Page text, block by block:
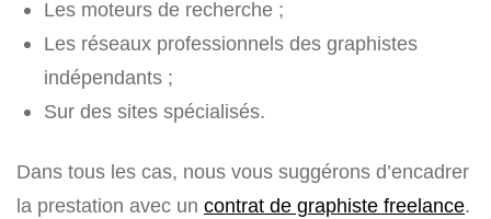
Les moteurs de recherche ;
Les réseaux professionnels des graphistes
indépendants ;
Sur des sites spécialisés.
Dans tous les cas, nous vous suggérons d’encadrer
la prestation avec un contrat de graphiste freelance.